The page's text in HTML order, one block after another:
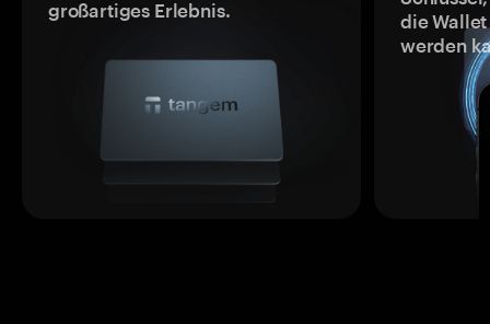
großartiges Erlebnis.
die
werden